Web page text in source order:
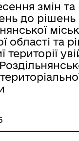
змін та
до рішень
області та
території